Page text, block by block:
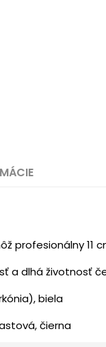
profesionálny 11
a dlhá životnosť
biela
čierna